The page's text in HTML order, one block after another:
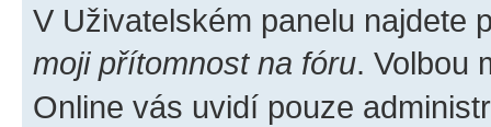
V Uživatelském panelu najdete
moji přítomnost na fóru. Volbou
Online vás uvidí pouze